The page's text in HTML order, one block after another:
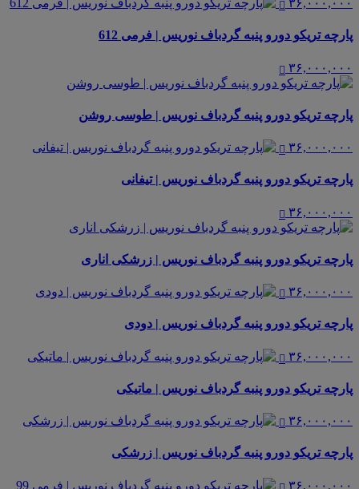
۳۶,۰۰۰,۰۰۰
پارچه تریکو دورو پنبه گردباف نوریس | فرمی 612
۳۶,۰۰۰,۰۰۰
پارچه تریکو دورو پنبه گردباف نوریس | طوسی روشن
۳۶,۰۰۰,۰۰۰
پارچه تریکو دورو پنبه گردباف نوریس | تیفانی
۳۶,۰۰۰,۰۰۰
پارچه تریکو دورو پنبه گردباف نوریس | زرشکی اناری
۳۶,۰۰۰,۰۰۰
پارچه تریکو دورو پنبه گردباف نوریس | دودی
۳۶,۰۰۰,۰۰۰
پارچه تریکو دورو پنبه گردباف نوریس | ماتیکی
۳۶,۰۰۰,۰۰۰
پارچه تریکو دورو پنبه گردباف نوریس | زرشکی
۳۶,۰۰۰,۰۰۰